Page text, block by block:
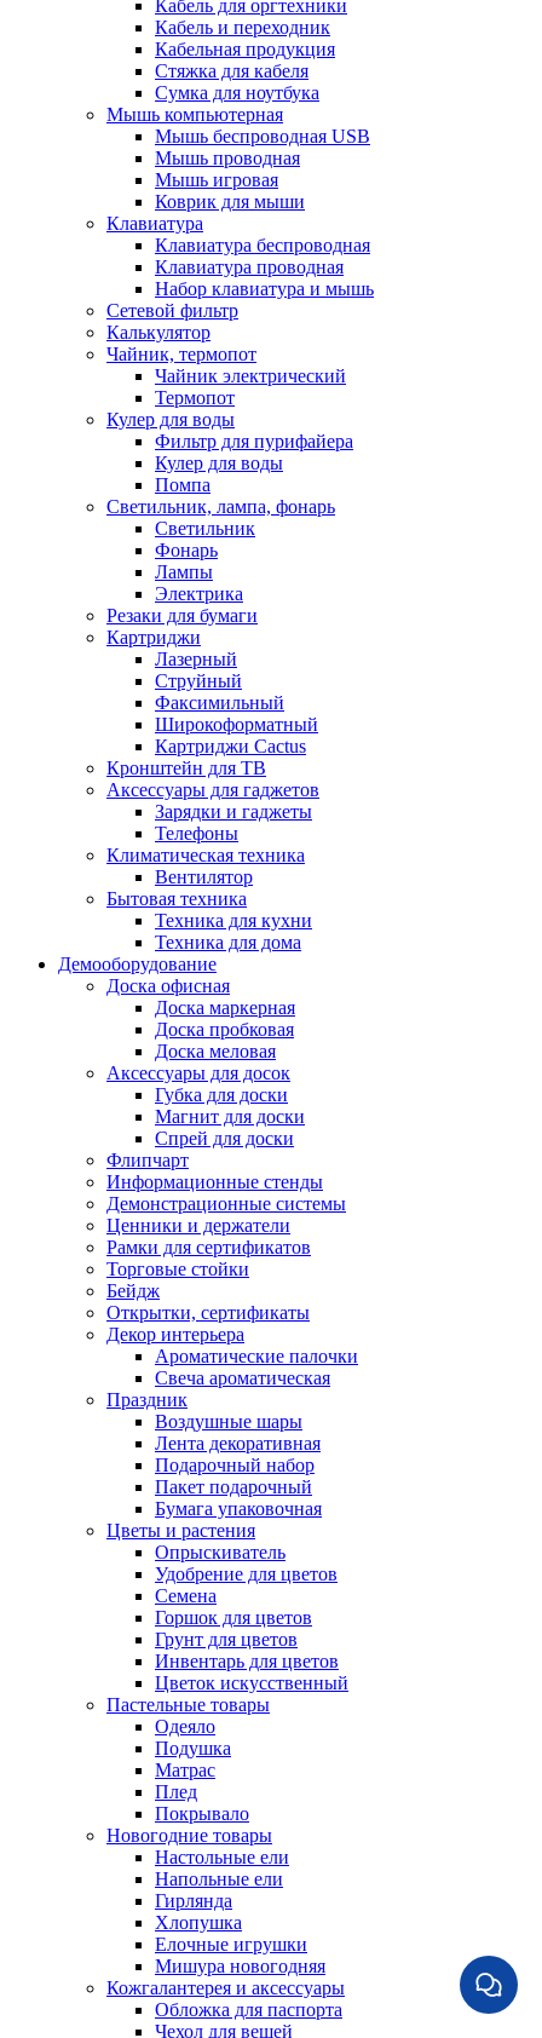
Кабель для оргтехники
Кабель и переходник
Кабельная продукция
Стяжка для кабеля
Сумка для ноутбука
Мышь компьютерная
Мышь беспроводная USB
Мышь проводная
Мышь игровая
Коврик для мыши
Клавиатура
Клавиатура беспроводная
Клавиатура проводная
Набор клавиатура и мышь
Сетевой фильтр
Калькулятор
Чайник, термопот
Чайник электрический
Термопот
Кулер для воды
Фильтр для пурифайера
Кулер для воды
Помпа
Светильник, лампа, фонарь
Светильник
Фонарь
Лампы
Электрика
Резаки для бумаги
Картриджи
Лазерный
Струйный
Факсимильный
Широкоформатный
Картриджи Cactus
Кронштейн для ТВ
Аксессуары для гаджетов
Зарядки и гаджеты
Телефоны
Климатическая техника
Вентилятор
Бытовая техника
Техника для кухни
Техника для дома
Демооборудование
Доска офисная
Доска маркерная
Доска пробковая
Доска меловая
Аксессуары для досок
Губка для доски
Магнит для доски
Спрей для доски
Флипчарт
Информационные стенды
Демонстрационные системы
Ценники и держатели
Рамки для сертификатов
Торговые стойки
Бейдж
Открытки, сертификаты
Декор интерьера
Ароматические палочки
Свеча ароматическая
Праздник
Воздушные шары
Лента декоративная
Подарочный набор
Пакет подарочный
Бумага упаковочная
Цветы и растения
Опрыскиватель
Удобрение для цветов
Семена
Горшок для цветов
Грунт для цветов
Инвентарь для цветов
Цветок искусственный
Пастельные товары
Одеяло
Подушка
Матрас
Плед
Покрывало
Новогодние товары
Настольные ели
Напольные ели
Гирлянда
Хлопушка
Елочные игрушки
Мишура новогодняя
Кожгалантерея и аксессуары
Обложка для паспорта
Чехол для вещей